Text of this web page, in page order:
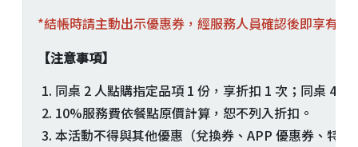
*結帳時請主動出示優惠券，經服務人員確認後即享有折
【注意事項】
同桌 2 人點購指定品項 1 份，享折扣 1 次；同桌 4
10%服務費依餐點原價計算，恕不列入折扣。
本活動不得與其他優惠（兌換券、APP 優惠券、特